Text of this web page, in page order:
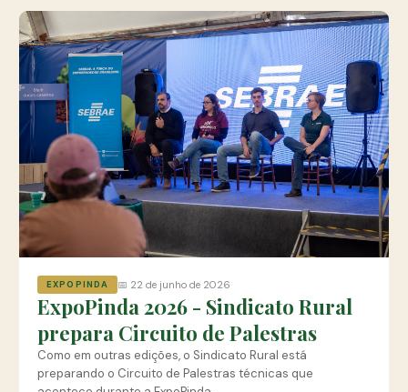
EXPOPINDA 📅 22 de junho de 2026
ExpoPinda 2026 - Sindicato Rural
prepara Circuito de Palestras
Como em outras edições, o Sindicato Rural está
preparando o Circuito de Palestras técnicas que